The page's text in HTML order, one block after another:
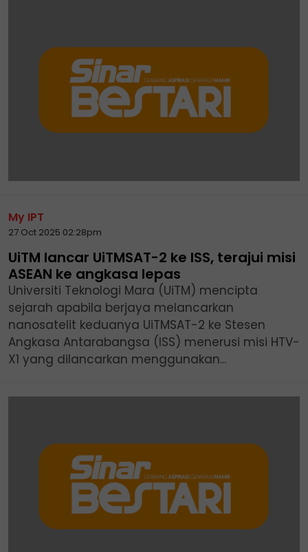
My IPT
27 Oct 2025 02:28pm
UiTM lancar UiTMSAT-2 ke ISS, terajui misi
ASEAN ke angkasa lepas
Universiti Teknologi Mara (UiTM) mencipta
sejarah apabila berjaya melancarkan
nanosatelit keduanya UiTMSAT-2 ke Stesen
Angkasa Antarabangsa (ISS) menerusi misi HTV-
X1 yang dilancarkan menggunakan...